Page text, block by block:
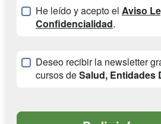
He leído y acepto el Aviso
Confidencialidad.
Deseo recibir la newsletter
cursos deSalud, Entidades